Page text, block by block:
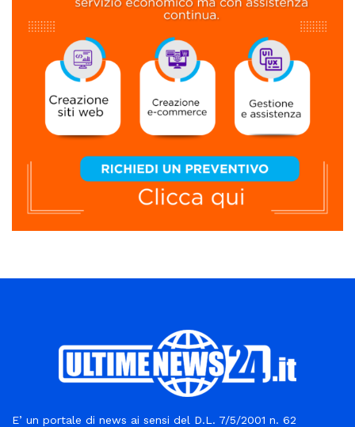
E’ un portale di news ai sensi del D.L. 7/5/2001 n. 62